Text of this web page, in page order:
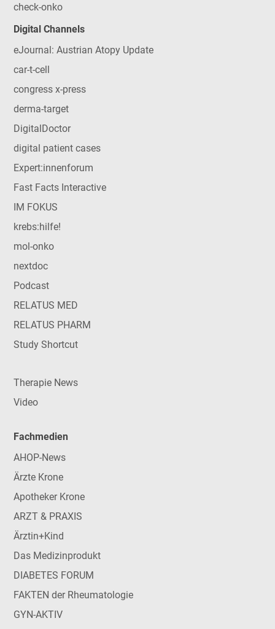
check-onko
Digital Channels
eJournal: Austrian Atopy Update
car-t-cell
congress x-press
derma-target
DigitalDoctor
digital patient cases
Expert:innenforum
Fast Facts Interactive
IM FOKUS
krebs:hilfe!
mol-onko
nextdoc
Podcast
RELATUS MED
RELATUS PHARM
Study Shortcut
Therapie News
Video
Fachmedien
AHOP-News
Ärzte Krone
Apotheker Krone
ARZT & PRAXIS
Ärztin+Kind
Das Medizinprodukt
DIABETES FORUM
FAKTEN der Rheumatologie
GYN-AKTIV